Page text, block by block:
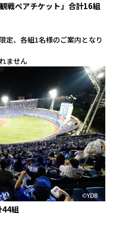
戦ペアチケット」合計16組
定、各組1名様のご案内となり
ません
44組